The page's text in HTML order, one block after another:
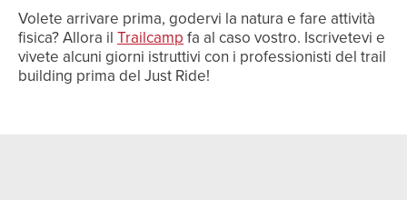
Volete arrivare prima, godervi la natura e fare attività
fisica? Allora ilTrailcampfa al caso vostro. Iscrivetevi e
vivete alcuni giorni istruttivi con i professionisti del trail
building prima del Just Ride!